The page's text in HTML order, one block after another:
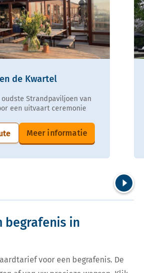
de Kwartel
Strandpaviljoen van
een uitvaart ceremonie
Meer informatie
begrafenis in
voor een begrafenis. De